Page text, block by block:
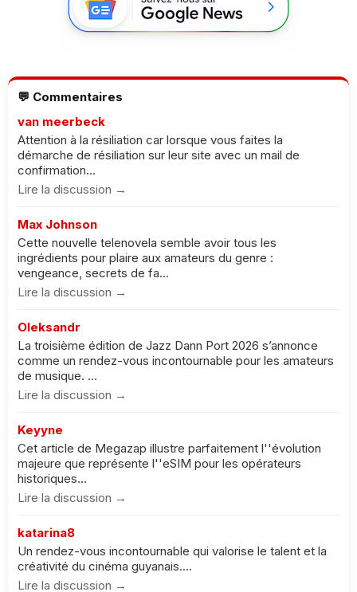
💬 Commentaires
van meerbeck
Attention à la résiliation car lorsque vous faites la
démarche de résiliation sur leur site avec un mail de
confirmation...
Lire la discussion →
Max Johnson
Cette nouvelle telenovela semble avoir tous les
ingrédients pour plaire aux amateurs du genre :
vengeance, secrets de fa...
Lire la discussion →
Oleksandr
La troisième édition de Jazz Dann Port 2026 s’annonce
comme un rendez-vous incontournable pour les amateurs
de musique. ...
Lire la discussion →
Keyyne
Cet article de Megazap illustre parfaitement l''évolution
majeure que représente l''eSIM pour les opérateurs
historiques...
Lire la discussion →
katarina8
Un rendez-vous incontournable qui valorise le talent et la
créativité du cinéma guyanais....
Lire la discussion →